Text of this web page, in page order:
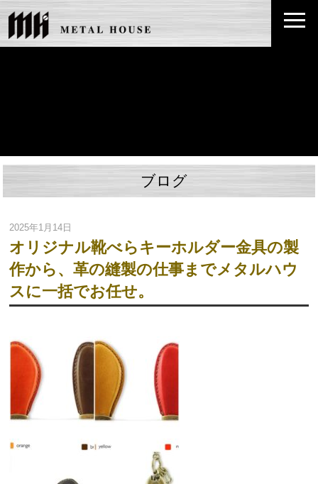
ブログ
2025年1月14日
オリジナル靴べらキーホルダー金具の製
作から、革の縫製の仕事までメタルハウ
スに一括でお任せ。